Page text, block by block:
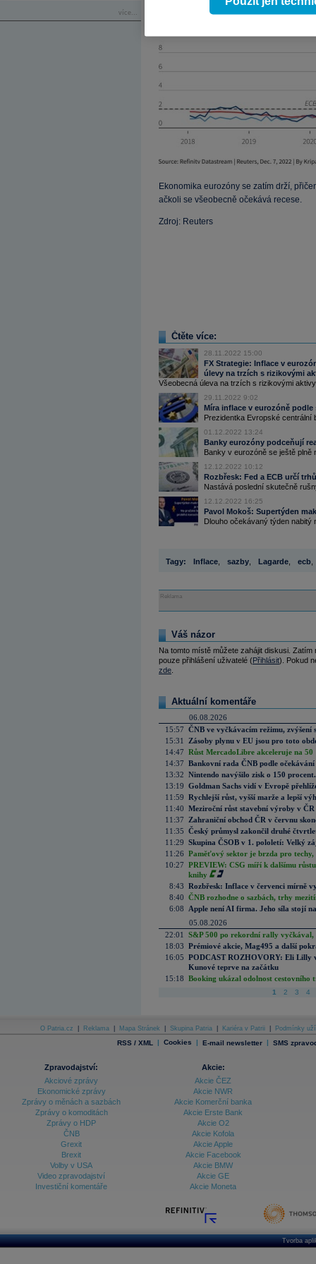
více...
Ekonomika eurozóny se zatím drží,
ačkoli se všeobecně očekává recese.
Zdroj: Reuters
Čtěte více:
28.11.2022 15:00
FX Strategie: Inflace v
úlevy na trzích s rizikovými
Všeobecná úleva na trzích s rizikovými
29.11.2022 9:02
Míra inflace v eurozóně
Prezidentka Evropské centrální
01.12.2022 13:24
Banky eurozóny podceňují
Banky v eurozóně se ještě plně
12.12.2022 10:12
Rozbřesk: Fed a ECB určí
Nastává poslední skutečně
12.12.2022 16:25
Pavol Mokoš: Supertýden
Dlouho očekávaný týden nabitý
Tagy: Inflace sazby Lagarde ecb
Reklama
Váš názor
Na tomto místě můžete zahájit diskusi.
pouze přihlášení uživatelé (Přihlásit). Pokud
zde
Aktuální komentáře
06.08.2026
15:57 ČNB ve vyčkávacím režimu, zvýšení
15:31
Zásoby plynu v EU jsou pro toto
14:47 Růst MercadoLibre akceleruje na
14:37 Bankovní rada ČNB podle
13:32 Nintendo navýšilo zisk o 150
13:19 Goldman Sachs vidí v Evropě
11:59 Rychlejší růst, vyšší marže a lepší
11:40 Meziroční růst stavební výroby v
11:37
Zahraniční obchod ČR v červnu
11:35 Český průmysl zakončil druhé
11:29 Skupina ČSOB v 1. pololetí: Velký
11:26 Paměťový sektor je brzda pro techy,
10:27 PREVIEW: CSG míří k dalšímu
knihy
8:43 Rozbřesk: Inflace v červenci mírně
8:40 ČNB rozhodne o sazbách, trhy
6:08
Apple není AI firma. Jeho síla stojí
05.08.2026
22:01
S&P 500 po rekordní rally vyčkával,
18:03 Prémiové akcie, Mag495 a další
16:05 PODCAST ROZHOVORY: Eli Lilly
Kunové teprve na začátku
15:18 Booking ukázal odolnost cestovního
1 2 3 4
O Patria.cz Reklama Mapa Stránek Skupina Patria Kariéra v Patrii Podmínky
RSS / XML | Cookies | E-mail newsletter | SMS
Zpravodajství:
Akciové zprávy
Ekonomické zprávy
Zprávy o měnách a sazbách
Zprávy o komoditách
Zprávy o HDP
ČNB
Grexit
Brexit
Volby v USA
Video zpravodajství
Investiční komentáře
Akcie:
Akcie ČEZ
Akcie NWR
Akcie Komerční banka
Akcie Erste Bank
Akcie O2
Akcie Kofola
Akcie Apple
Akcie Facebook
Akcie BMW
Akcie GE
Akcie Moneta
Tvorba